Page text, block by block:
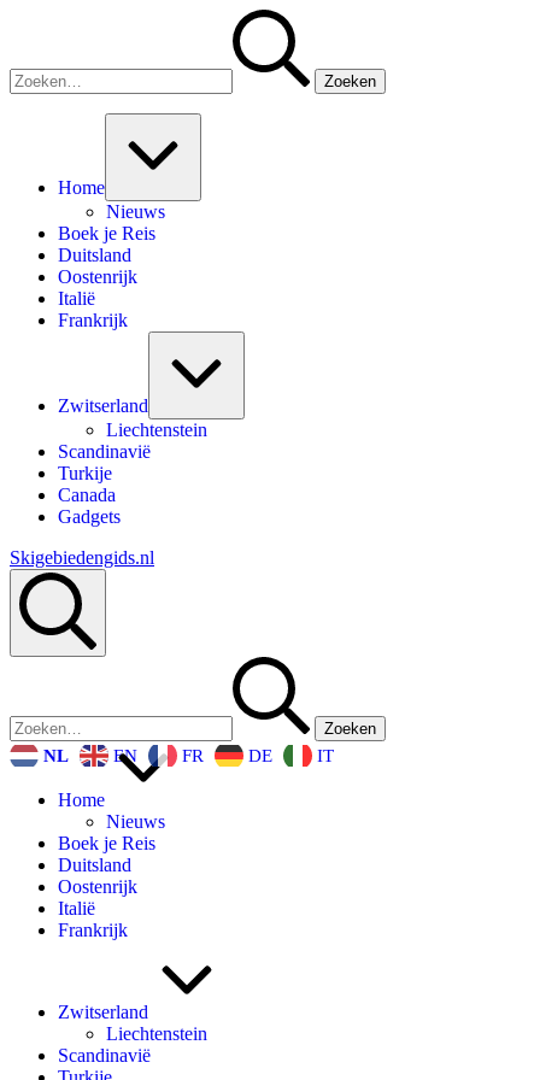
inhoud
Home
Nieuws
Boek je Reis
Duitsland
Oostenrijk
Italië
Frankrijk
Zwitserland
Liechtenstein
Scandinavië
Turkije
Canada
Gadgets
Skigebiedengids.nl
Zoeken
NL EN FR DE IT
Home
Nieuws
Boek je Reis
Duitsland
Oostenrijk
Italië
Frankrijk
Zwitserland
Liechtenstein
Scandinavië